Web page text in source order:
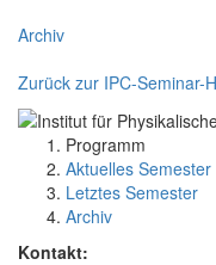
Archiv
Zurück zur IPC-Seminar-
Programm
Aktuelles Semester
Letztes Semester
Archiv
Kontakt: